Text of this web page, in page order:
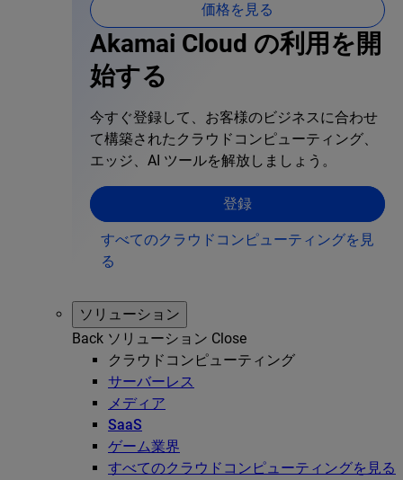
価格を見る
Akamai Cloud の利用を開
始する
今すぐ登録して、お客様のビジネスに合わせ
て構築されたクラウドコンピューティング、
エッジ、AI ツールを解放しましょう。
登録
すべてのクラウドコンピューティングを見
る
ソリューション
Back ソリューション Close
クラウドコンピューティング
サーバーレス
メディア
SaaS
ゲーム業界
すべてのクラウドコンピューティングを見る